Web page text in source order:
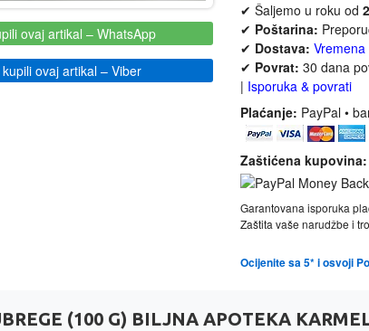
ovaj artikal – WhatsApp
ovaj artikal – Viber
✔ Šaljemo u roku od
✔ Poštarina:
✔ Dostava:
✔ Povrat: 30 dana
| Isporuka & povrati
Plaćanje: PayPal •
Zaštićena kupovina:
Garantovana isporuka
Zaštita vaše narudžbe i
Ocijenite sa 5* i osvoji
(100 G) BILJNA APOTEKA